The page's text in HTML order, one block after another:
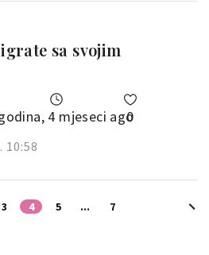
sa svojim
4 mjeseci ago
0
10:58
3 4 5 ... 7